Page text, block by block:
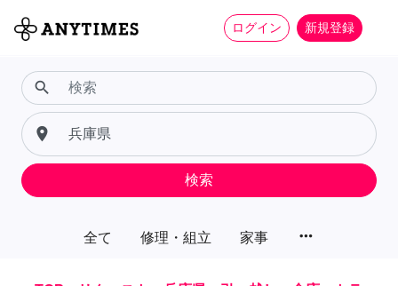
ログイン 新規登録
全て 修理・組立 家事 more_horiz
search
place
検索